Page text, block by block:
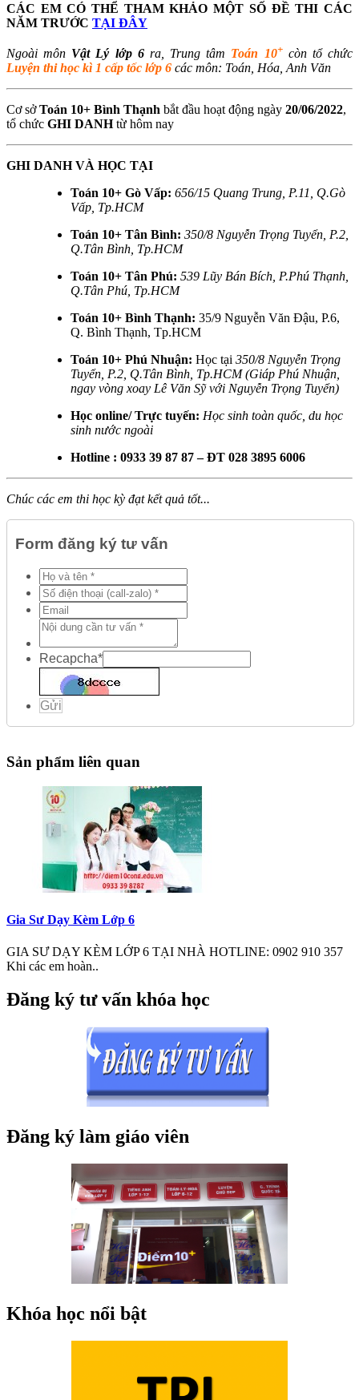
CÁC EM CÓ THỂ THAM KHẢO MỘT SỐ ĐỀ THI CÁC
NĂM TRƯỚC TẠI ĐÂY
Ngoài môn Vật Lý lớp 6ra, Trung tâm Toán 10+còn tổ chức
Luyện thi học kì 1 cấp tốc lớp 6 các môn: Toán, Hóa, Anh Văn
Cơ sởToán 10+ Bình Thạnh bắt đầu hoạt động ngày 20/06/2022,
tổ chức GHI DANHtừ hôm nay
GHI DANH VÀ HỌC TẠI
Toán 10+ Gò Vấp: 656/15 Quang Trung, P.11, Q.Gò
Vấp, Tp.HCM
Toán 10+ Tân Bình: 350/8 Nguyễn Trọng Tuyển, P.2,
Q.Tân Bình, Tp.HCM
Toán 10+ Tân Phú: 539 Lũy Bán Bích, P.Phú Thạnh,
Q.Tân Phú, Tp.HCM
Toán 10+ Bình Thạnh: 35/9 Nguyễn Văn Đậu, P.6,
Q. Bình Thạnh, Tp.HCM
Toán 10+ Phú Nhuận: Học tại 350/8 Nguyễn Trọng
Tuyển, P.2, Q.Tân Bình, Tp.HCM (Giáp Phú Nhuận,
ngay vòng xoay Lê Văn Sỹ với Nguyễn Trọng Tuyển)
Học online/ Trực tuyến: Học sinh toàn quốc, du học
sinh nước ngoài
Hotline : 0933 39 87 87 – ĐT 028 3895 6006
Chúc các em thi học kỳ đạt kết quả tốt...
Form đăng ký tư vấn
Recapcha*
Gửi
Sản phẩm liên quan
Gia Sư Dạy Kèm Lớp 6
GIA SƯ DẠY KÈM LỚP 6 TẠI NHÀ HOTLINE: 0902 910 357
Khi các em hoàn..
Đăng ký tư vấn khóa học
Đăng ký làm giáo viên
Khóa học nổi bật